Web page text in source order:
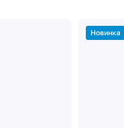
Новинка